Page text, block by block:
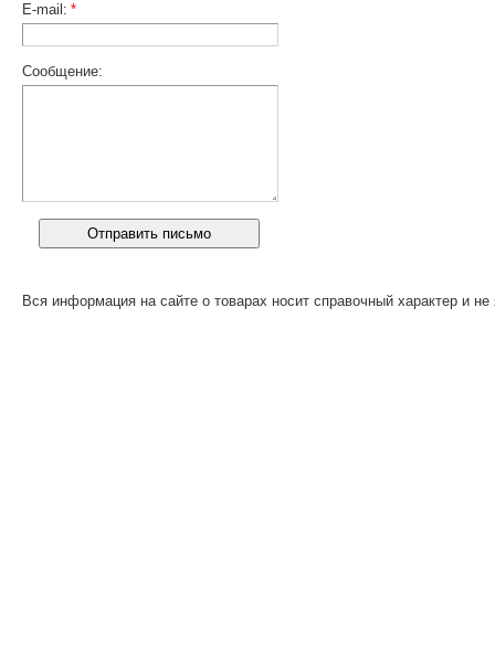
E-mail: *
Сообщение:
Вся информация на сайте о товарах носит справочный характер и